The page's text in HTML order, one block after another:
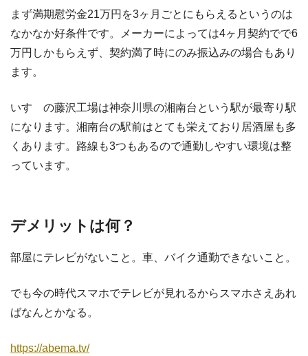
まず満期慰労金21万円を3ヶ月ごとにもらえるというのは
なかなか好条件です。メーカーによっては4ヶ月契約でで6
万円しかもらえず、契約満了時にのみ振込みの場合もあり
ます。
いすゞの藤沢工場は神奈川県の湘南台という駅が最寄り駅
になります。湘南台の駅前はとても栄えており居酒屋も多
くあります。路線も3つもあるので通勤しやすい環境は整
っています。
デメリットは何？
部屋にテレビがないこと。車、バイク通勤できないこと。
でも今の時代スマホでテレビが見れるからスマホさえあれ
ばなんとかなる。
https://abema.tv/